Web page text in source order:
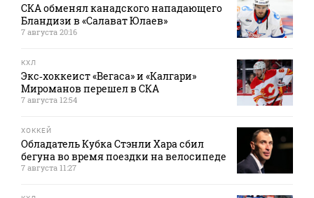
СКА обменял канадского нападающего
Бландизи в «Салават Юлаев»
7 августа 20:16
КХЛ
Экс‑хоккеист «Вегаса» и «Калгари»
Мироманов перешел в СКА
7 августа 12:54
ХОККЕЙ
Обладатель Кубка Стэнли Хара сбил
бегуна во время поездки на велосипеде
7 августа 11:27